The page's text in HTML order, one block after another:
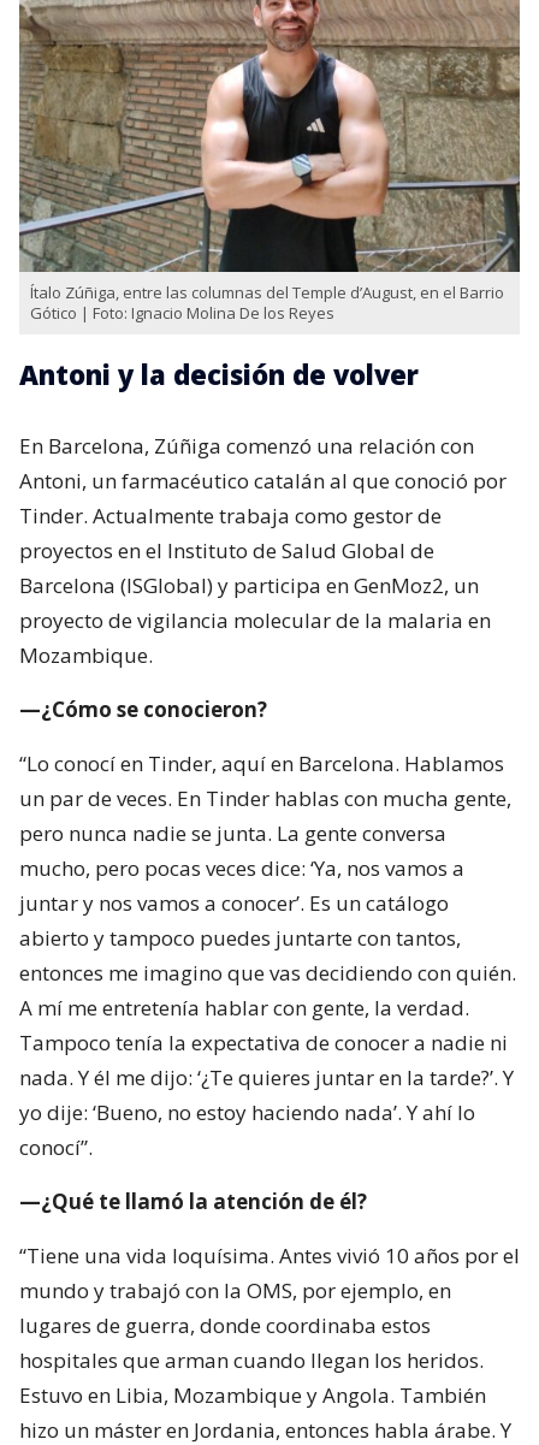
Ítalo Zúñiga, entre las columnas del Temple d’August, en el Barrio
Gótico | Foto: Ignacio Molina De los Reyes
Antoni y la decisión de volver
En Barcelona, Zúñiga comenzó una relación con
Antoni, un farmacéutico catalán al que conoció por
Tinder. Actualmente trabaja como gestor de
proyectos en el Instituto de Salud Global de
Barcelona (ISGlobal) y participa en GenMoz2, un
proyecto de vigilancia molecular de la malaria en
Mozambique.
—¿Cómo se conocieron?
“Lo conocí en Tinder, aquí en Barcelona. Hablamos
un par de veces. En Tinder hablas con mucha gente,
pero nunca nadie se junta. La gente conversa
mucho, pero pocas veces dice: ‘Ya, nos vamos a
juntar y nos vamos a conocer’. Es un catálogo
abierto y tampoco puedes juntarte con tantos,
entonces me imagino que vas decidiendo con quién.
A mí me entretenía hablar con gente, la verdad.
Tampoco tenía la expectativa de conocer a nadie ni
nada. Y él me dijo: ‘¿Te quieres juntar en la tarde?’. Y
yo dije: ‘Bueno, no estoy haciendo nada’. Y ahí lo
conocí”.
—¿Qué te llamó la atención de él?
“Tiene una vida loquísima. Antes vivió 10 años por el
mundo y trabajó con la OMS, por ejemplo, en
lugares de guerra, donde coordinaba estos
hospitales que arman cuando llegan los heridos.
Estuvo en Libia, Mozambique y Angola. También
hizo un máster en Jordania, entonces habla árabe. Y